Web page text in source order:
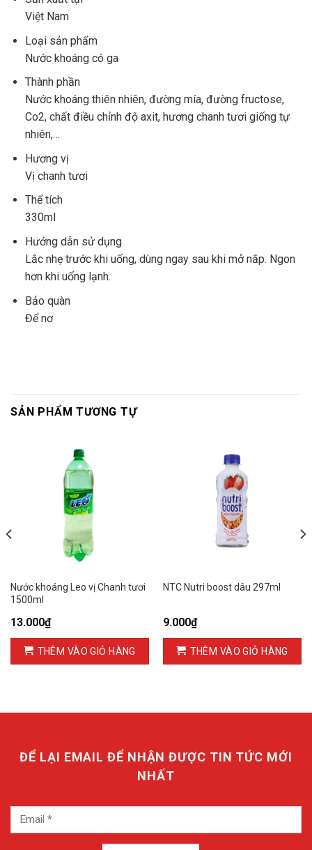
Việt Nam
Loại sản phẩm
Nước khoáng có ga
Thành phần
Nước khoáng thiên nhiên, đường mía, đường fructose,
Co2, chất điều chỉnh độ axit, hương chanh tươi giống tự
nhiên,…
Hương vị
Vị chanh tươi
Thể tích
330ml
Hướng dẫn sử dụng
Lắc nhẹ trước khi uống, dùng ngay sau khi mở nắp. Ngon
hơn khi uống lạnh.
Bảo quàn
Để nơ
SẢN PHẨM TƯƠNG TỰ
Nước khoáng Leo vị Chanh tươi
1500ml
13.000₫
THÊM VÀO GIỎ HÀNG
NTC Nutri boost dâu 297ml
9.000₫
THÊM VÀO GIỎ HÀNG
ĐỂ LẠI EMAIL ĐỂ NHẬN ĐƯỢC TIN TỨC MỚI
NHẤT